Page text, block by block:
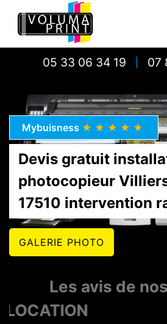
05 33 06 34 19 07
Mybuisness ★★★★★
Devis gratuit
photocopieur
17510 intervention
GALERIE PHOTO
Les avis de